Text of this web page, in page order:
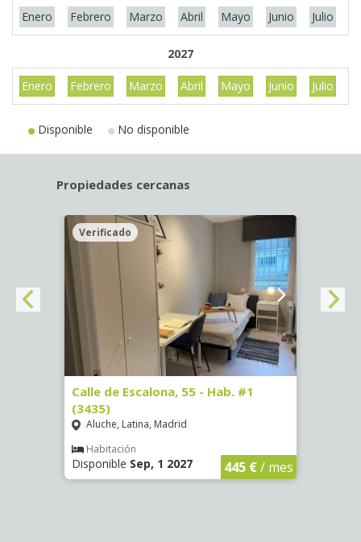
Enero Febrero Marzo Abril Mayo Junio Julio
2027
Enero Febrero Marzo Abril Mayo Junio Julio
Disponible No disponible
Propiedades cercanas
Verificado
Calle de Escalona, 55 - Hab. #1
(3435)
Aluche, Latina, Madrid
Habitación
Disponible Sep, 1 2027 445 €/ mes